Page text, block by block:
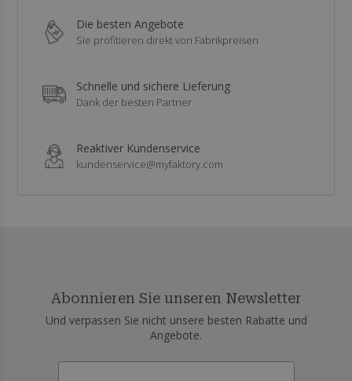
Die besten Angebote
Sie profitieren direkt von Fabrikpreisen
Schnelle und sichere Lieferung
Dank der besten Partner
Reaktiver Kundenservice
kundenservice@myfaktory.com
Abonnieren Sie unseren Newsletter
Und verpassen Sie nicht unsere besten Rabatte und
Angebote.